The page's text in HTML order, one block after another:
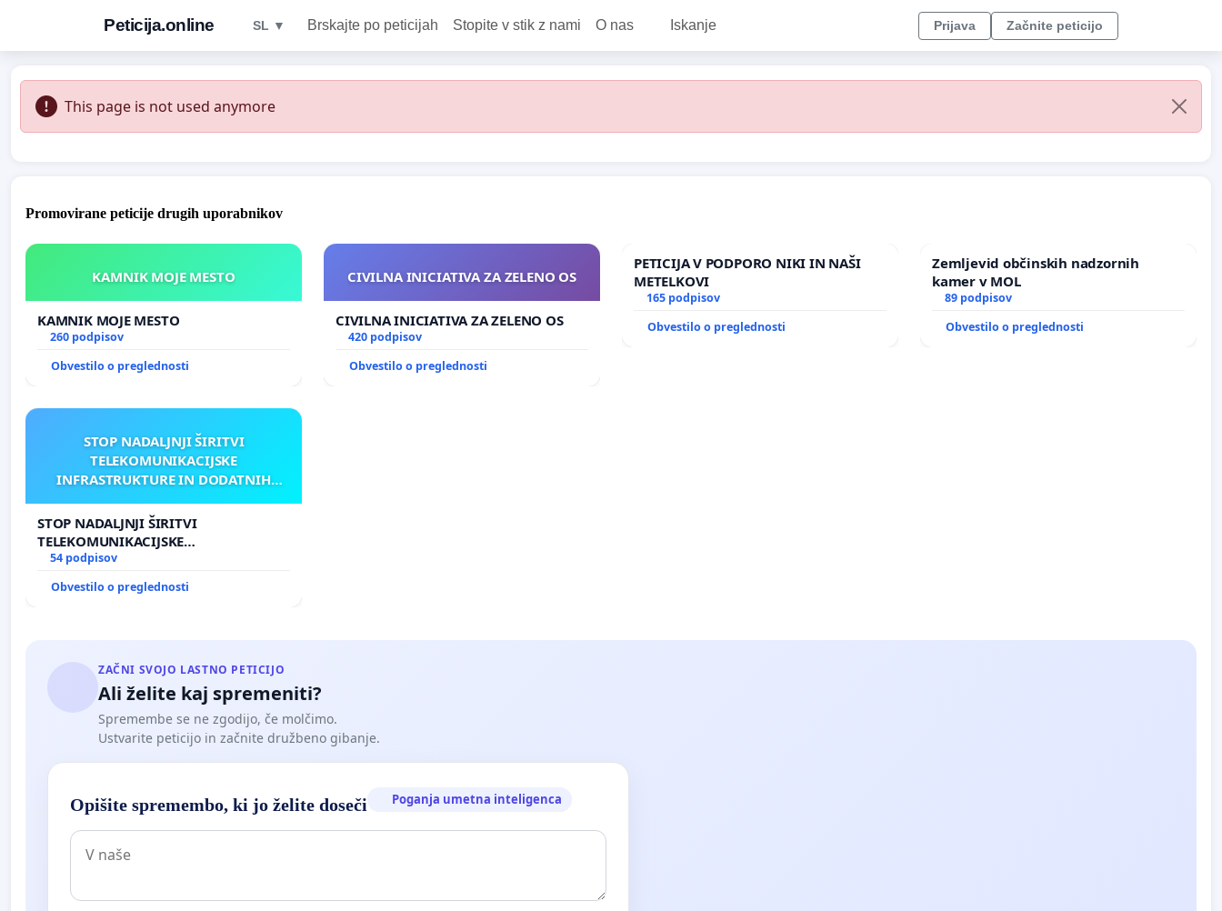
Peticija.online SL ▼ Brskajte po peticijah Stopite v stik z nami O nas Iskanje Prijava Začnite peticijo
This page is not used anymore
Promovirane peticije drugih uporabnikov
KAMNIK MOJE MESTO
KAMNIK MOJE MESTO
260 podpisov
Obvestilo o preglednosti
CIVILNA INICIATIVA ZA ZELENO OS
CIVILNA INICIATIVA ZA ZELENO OS
420 podpisov
Obvestilo o preglednosti
PETICIJA V PODPORO NIKI IN NAŠI
METELKOVI
165 podpisov
Obvestilo o preglednosti
Zemljevid občinskih nadzornih
kamer v MOL
89 podpisov
Obvestilo o preglednosti
STOP NADALJNJI ŠIRITVI
TELEKOMUNIKACIJSKE
INFRASTRUKTURE IN DODATNIH
STOP NADALJNJI ŠIRITVI
TELEKOMUNIKACIJSKE
INFRASTRUKTURE IN DODATNIH
ANTEN V GRADIŠČAKU
54 podpisov
Obvestilo o preglednosti
ZAČNI SVOJO LASTNO PETICIJO
Ali želite kaj spremeniti?
Spremembe se ne zgodijo, če molčimo.
Ustvarite peticijo in začnite družbeno gibanje.
Opišite spremembo, ki jo želite doseči Poganja umetna inteligenca